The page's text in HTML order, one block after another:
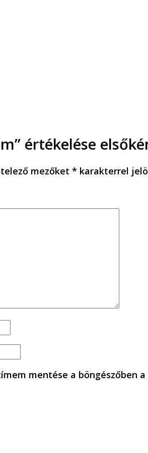
értékelése
mezőket * karakterrel
mentése a böngészőben